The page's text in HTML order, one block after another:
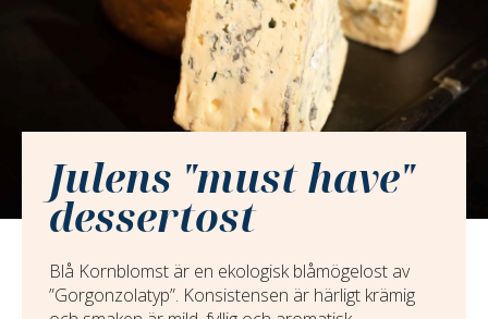
Julens "must have"
dessertost
Blå Kornblomst är en ekologisk blåmögelost av
”Gorgonzolatyp”. Konsistensen är härligt krämig